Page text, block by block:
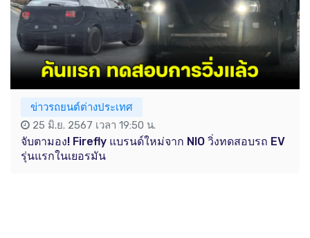
ข่าวรถยนต์ต่างประเทศ
25 มิ.ย. 2567 เวลา 19:50 น.
จับตามอง! Firefly แบรนด์ใหม่จาก NIO วิ่งทดสอบรถ EV
รุ่นแรกในเยอรมัน